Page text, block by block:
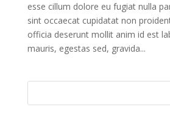
esse cillum dolore eu fugiat nulla
sint occaecat cupidatat non
officia deserunt mollit anim id est
mauris, egestas sed, gravida...